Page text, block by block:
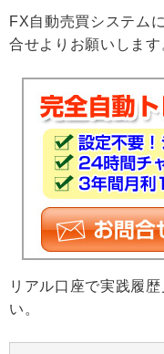
FX自動売買システム
合せよりお願いします
リアル口座で実践履
い。